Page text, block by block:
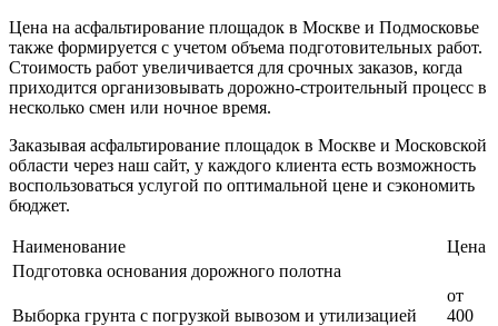
Цена на асфальтирование площадок в Москве и Подмосковье
также формируется с учетом объема подготовительных работ.
Стоимость работ увеличивается для срочных заказов, когда
приходится организовывать дорожно-строительный процесс в
несколько смен или ночное время.
Заказывая асфальтирование площадок в Москве и Московской
области через наш сайт, у каждого клиента есть возможность
воспользоваться услугой по оптимальной цене и сэкономить
бюджет.
Наименование
Цена
Подготовка основания дорожного полотна
Выборка грунта с погрузкой вывозом и утилизацией
от
400